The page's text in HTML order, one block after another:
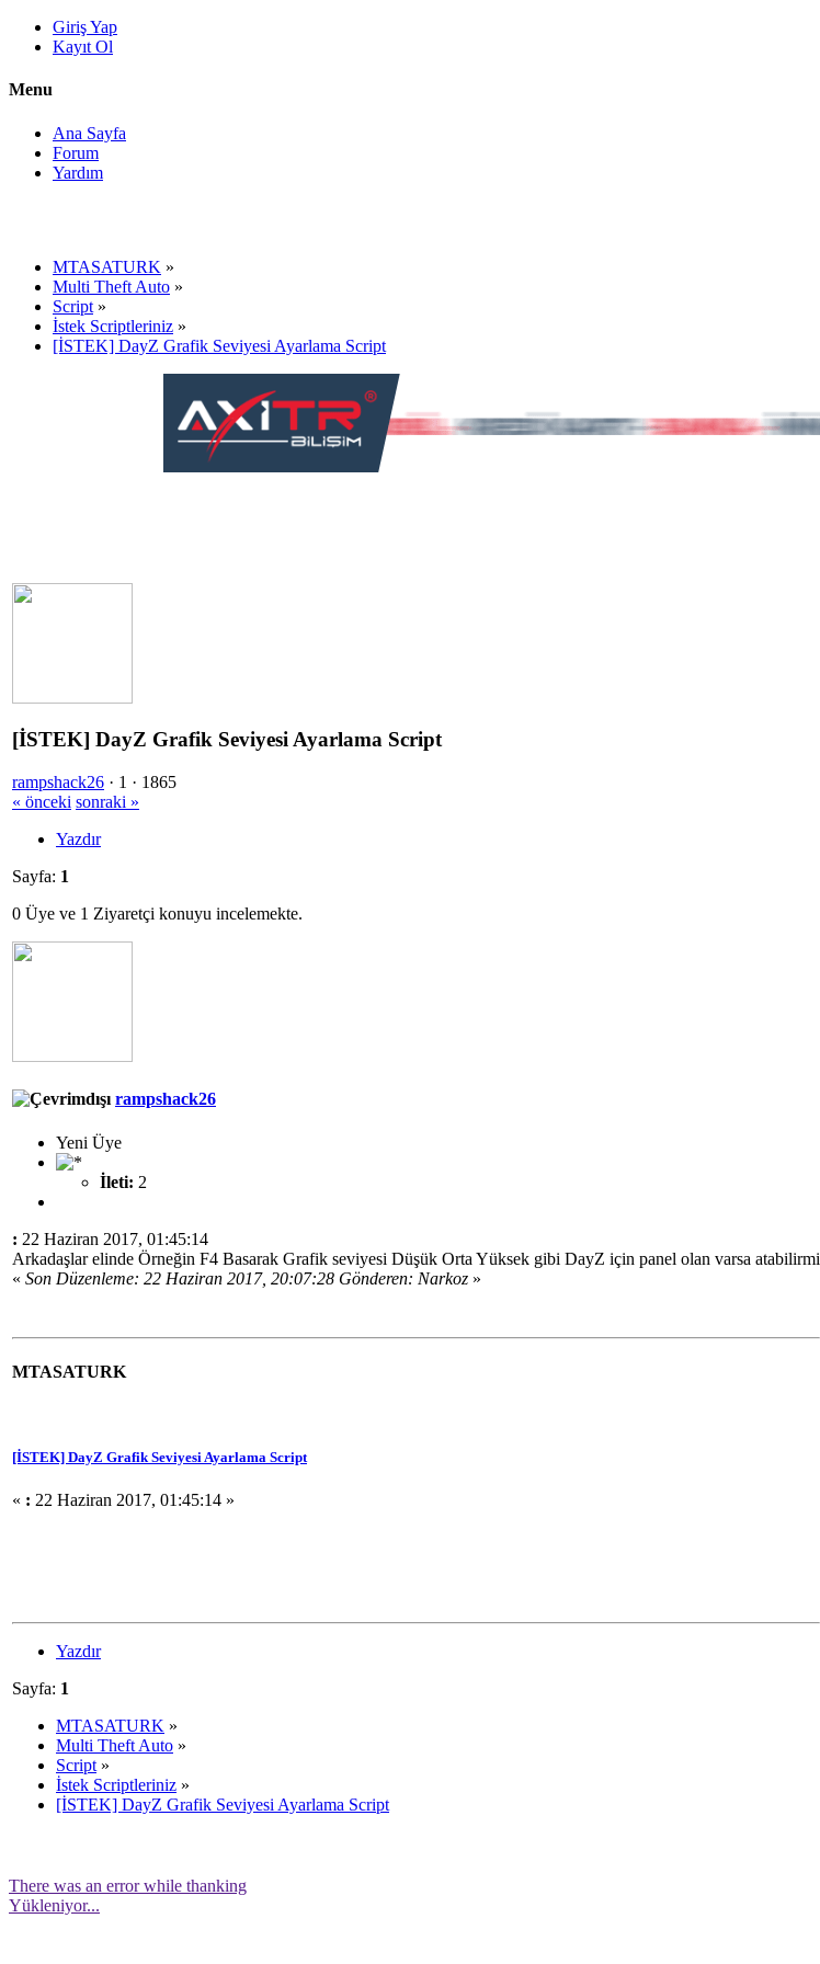
Giriş Yap
Kayıt Ol
Menu
Ana Sayfa
Forum
Yardım
MTASATURK »
Multi Theft Auto »
Script »
İstek Scriptleriniz »
[İSTEK] DayZ Grafik Seviyesi Ayarlama Script
[İSTEK] DayZ Grafik Seviyesi Ayarlama Script
rampshack26 · 1 · 1865
« önceki sonraki »
Yazdır
Sayfa: 1
0 Üye ve 1 Ziyaretçi konuyu incelemekte.
rampshack26
Yeni Üye
İleti: 2
: 22 Haziran 2017, 01:45:14
Arkadaşlar elinde Örneğin F4 Basarak Grafik seviyesi Düşük Orta Yüksek gibi DayZ için panel olan varsa atabilirmi
« Son Düzenleme: 22 Haziran 2017, 20:07:28 Gönderen: Narkoz »
MTASATURK
[İSTEK] DayZ Grafik Seviyesi Ayarlama Script
« : 22 Haziran 2017, 01:45:14 »
Yazdır
Sayfa: 1
MTASATURK »
Multi Theft Auto »
Script »
İstek Scriptleriniz »
[İSTEK] DayZ Grafik Seviyesi Ayarlama Script
There was an error while thanking
Yükleniyor...